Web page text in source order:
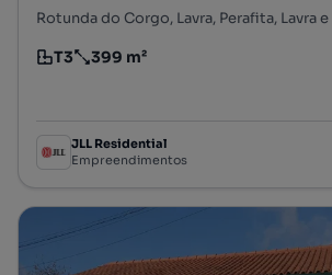
Tipologia
T3
Preço por metro quadrado
399 m²
JLL Residential
Empreendimentos